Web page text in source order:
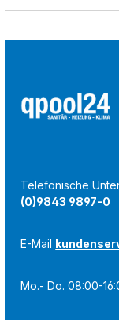
Telefonische
(0)9843 9897-0
E-Mail
Mo.- Do. 08:00-